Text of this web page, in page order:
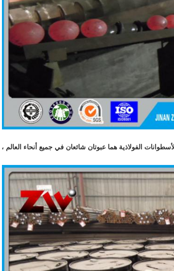
الفولاذية هما عبوتان شائعان في جميع أنحاء